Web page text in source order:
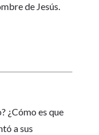
de Jesús.
¿Cómo es que
a sus